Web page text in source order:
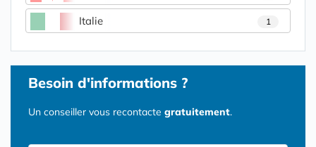
Italie 1
Besoin d'informations ?
Un conseiller vous recontacte gratuitement.